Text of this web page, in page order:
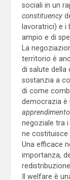
sociali in un
constituency
lavoratrici) e i
ampio e di
La
territorio è
di salute della
sostanzia a
di come
democrazia è
apprendimento
negoziale tra
ne costituisce
Una efficace
importanza,
Il welfare è